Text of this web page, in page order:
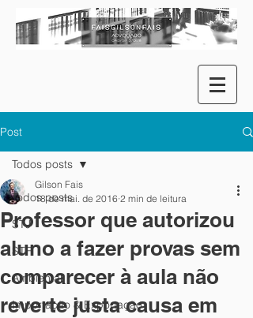
Post
Todos posts
STJ
STF
Ambiental
Importação & Exportação
Todos posts
Professor que autorizou
aluno a fazer provas sem
comparecer à aula não
reverte justa causa em
Gilson Fais
18 de mai. de 2016 2 min de leitura